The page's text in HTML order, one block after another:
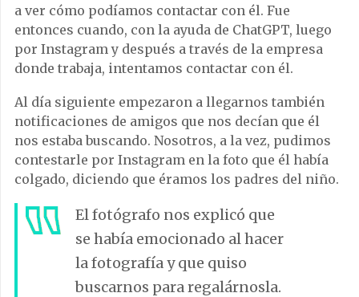
a ver cómo podíamos contactar con él. Fue
entonces cuando, con la ayuda de ChatGPT, luego
por Instagram y después a través de la empresa
donde trabaja, intentamos contactar con él.
Al día siguiente empezaron a llegarnos también
notificaciones de amigos que nos decían que él
nos estaba buscando. Nosotros, a la vez, pudimos
contestarle por Instagram en la foto que él había
colgado, diciendo que éramos los padres del niño.
El fotógrafo nos explicó que
se había emocionado al hacer
la fotografía y que quiso
buscarnos para regalárnosla.